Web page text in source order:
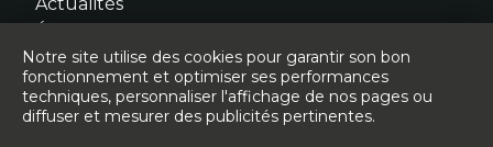
© Université de l'Ontario français - 2026
Notre site utilise des cookies pour garantir son bon
fonctionnement et optimiser ses performances
techniques, personnaliser l'affichage de nos pages ou
diffuser et mesurer des publicités pertinentes.